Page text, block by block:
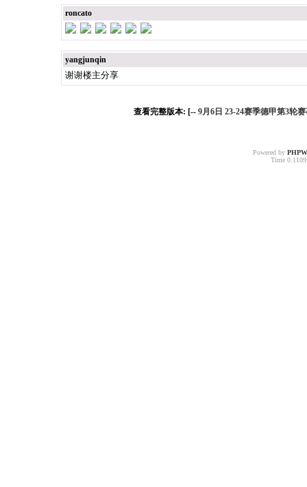
roncato
yangjunqin
谢谢楼主分享
查看完整版本: [-- 9月6日 23-24赛季德甲第3轮
Powered by
Time